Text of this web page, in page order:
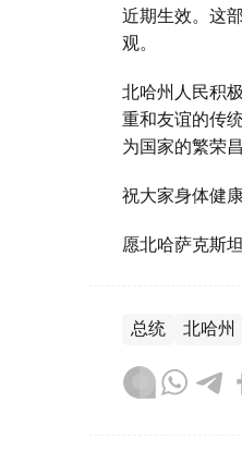
近期生效。这
观。
北哈州人民积
重和友谊的传
为国家的繁荣
祝大家身体健
愿北哈萨克斯
总统 北哈州